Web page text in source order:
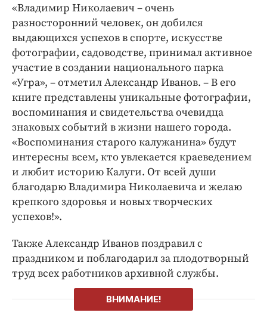
«Владимир Николаевич – очень
разносторонний человек, он добился
выдающихся успехов в спорте, искусстве
фотографии, садоводстве, принимал активное
участие в создании национального парка
«Угра», – отметил Александр Иванов. – В его
книге представлены уникальные фотографии,
воспоминания и свидетельства очевидца
знаковых событий в жизни нашего города.
«Воспоминания старого калужанина» будут
интересны всем, кто увлекается краеведением
и любит историю Калуги. От всей души
благодарю Владимира Николаевича и желаю
крепкого здоровья и новых творческих
успехов!».
Также Александр Иванов поздравил с
праздником и поблагодарил за плодотворный
труд всех работников архивной службы.
ВНИМАНИЕ!